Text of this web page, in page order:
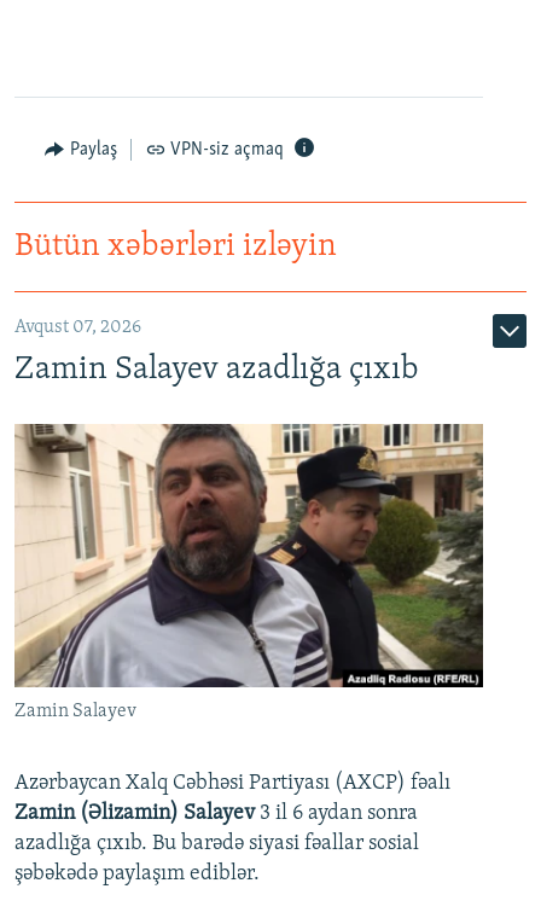
Paylaş VPN-siz açmaq
Bütün xəbərləri izləyin
Avqust 07, 2026
Zamin Salayev azadlığa çıxıb
Zamin Salayev
Azərbaycan Xalq Cəbhəsi Partiyası (AXCP) fəalı
Zamin (Əlizamin) Salayev 3 il 6 aydan sonra
azadlığa çıxıb. Bu barədə siyasi fəallar sosial
şəbəkədə paylaşım ediblər.